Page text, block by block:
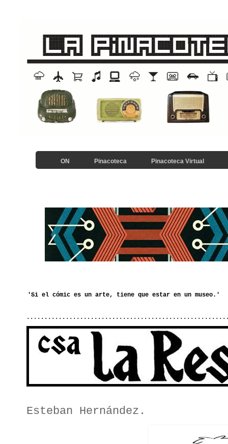
ON Pinacoteca Pinacoteca Virtual
Esteban Hernández.